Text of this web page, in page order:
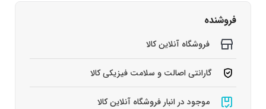
فروشنده
فروشگاه آنلاین کالا
گارانتی اصالت و سلامت فیزیکی کالا
موجود در انبار فروشگاه آنلاین کالا